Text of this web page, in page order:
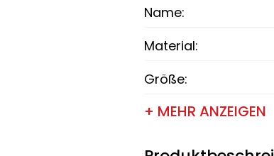
Name:
Material:
Größe:
+ MEHR ANZEIGEN